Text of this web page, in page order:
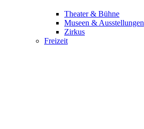
Theater & Bühne
Museen & Ausstellungen
Zirkus
Freizeit